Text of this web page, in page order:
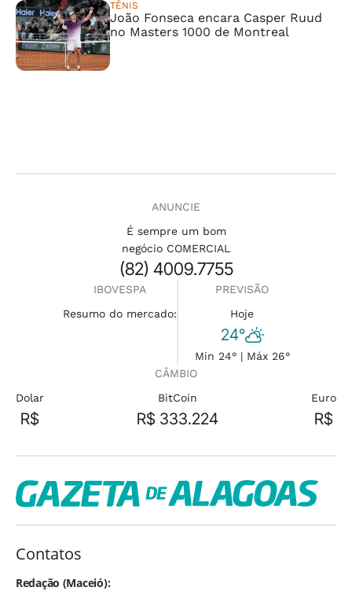
TÊNIS
João Fonseca encara Casper Ruud
no Masters 1000 de Montreal
ANUNCIE
É sempre um bom
negócio COMERCIAL
(82) 4009.7755
IBOVESPA
Resumo do mercado:
PREVISÃO
Hoje
24°
Min 24° | Máx 26°
CÂMBIO
Dolar
R$
BitCoin
R$ 333.224
Euro
R$
Contatos
Redação (Maceió):